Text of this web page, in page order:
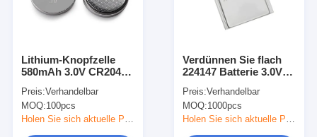
Fabrik-Ausflug
Nachrichten
Lithium-Knopfzelle
580mAh 3.0V CR2045
Preis:Verhandelbar
MOQ:100pcs
Holen Sie sich aktuelle Preis
Verdünnen Sie flach
224147 Batterie 3.0V
Preis:Verhandelbar
MOQ:1000pcs
Holen Sie sich aktuelle Preis